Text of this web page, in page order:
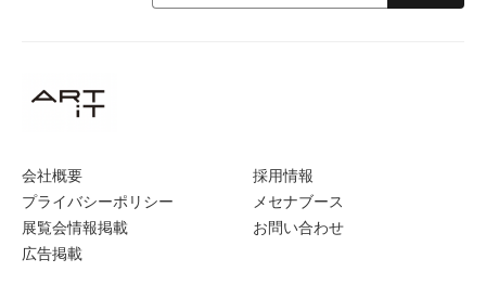
会社概要
プライバシーポリシー
展覧会情報掲載
広告掲載
採用情報
メセナブース
お問い合わせ